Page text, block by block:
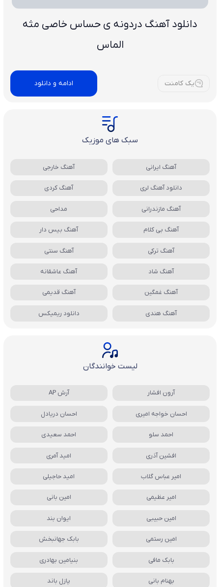
دانلود آهنگ دردونه ی حساس خاصی مثه
الماس
يک کامنت ادامه و دانلود
سبک های موزیک
آهنگ ایرانی آهنگ خارجی
دانلود آهنگ لری آهنگ کردی
آهنگ مازندرانی مداحی
آهنگ بی کلام آهنگ بیس دار
آهنگ ترکی آهنگ سنتی
آهنگ شاد آهنگ عاشقانه
آهنگ غمگین آهنگ قدیمی
آهنگ هندی دانلود ریمیکس
لیست خوانندگان
آرون افشار آرش AP
احسان خواجه امیری احسان دریادل
احمد سلو احمد سعیدی
افشین آذری امید آمری
امیر عباس گلاب امید حاجیلی
امیر عظیمی امین بانی
امین حبیبی ایوان بند
امین رستمی بابک جهانبخش
بابک مافی بنیامین بهادری
بهنام بانی پازل باند